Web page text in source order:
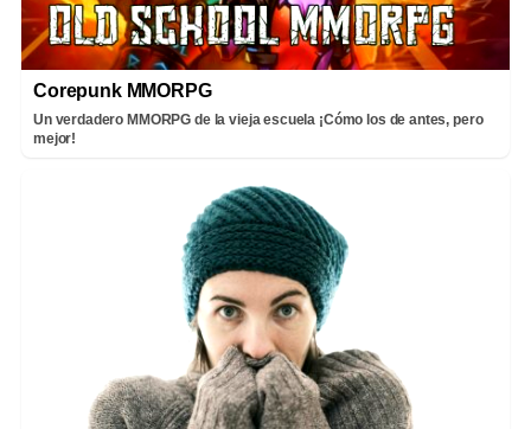
Corepunk MMORPG
Un verdadero MMORPG de la vieja escuela ¡Cómo los de antes, pero
mejor!